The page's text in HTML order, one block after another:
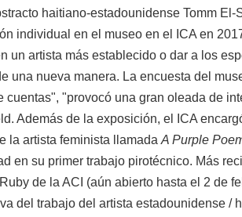
haitiano-estadounidense Tomm El-
individual en el museo en el ICA en
un artista más establecido o dar a los
una nueva manera. La encuesta del
cuentas", "provocó una gran oleada de
Además de la exposición, el ICA
la artista feminista llamada A Purple
en su primer trabajo pirotécnico. Más
de la ACI (aún abierto hasta el 2 de
del trabajo del artista estadounidense /